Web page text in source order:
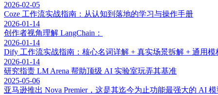
2026-02-05
Coze 工作流实战指南：从认知到落地的学习与操作手册
2026-01-14
创作者视角理解 LangChain：
2026-01-14
Dify 工作流实战指南：核心名词详解 + 真实场景拆解 + 通用模
2026-01-14
研究指责 LM Arena 帮助顶级 AI 实验室玩弄其基准
2025-05-06
亚马逊推出 Nova Premier，这是其迄今为止功能最强大的 AI 模